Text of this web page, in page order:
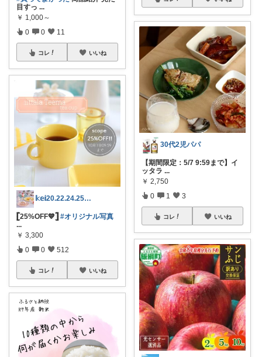
目すっ ...
￥ 1,000～
0 0 11
コレ いいね
𝕜𝕖𝕚20.22.24.25日💓
𓊈25%OFF💙𓊉 #オリジナル写真
...
￥ 3,300
0 0 512
コレ いいね
30代2児パパ
【期間限定：5/7 9:59まで】イ
ッタラ ...
￥ 2,750
0 1 3
コレ いいね